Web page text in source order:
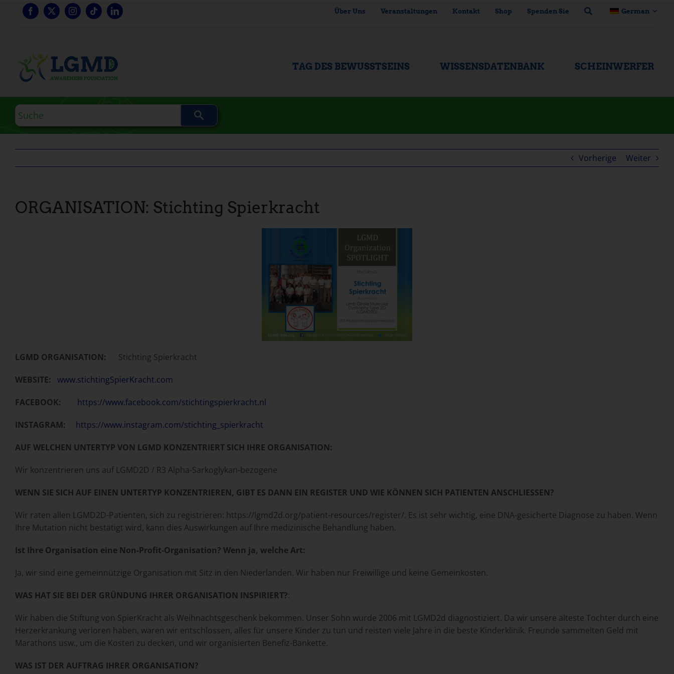
Über Uns Veranstaltungen Kontakt Shop Spenden Sie German
TAG DES BEWUSSTSEINS WISSENSDATENBANK SCHEINWERFER
Suchanfrage
Vorherige Weiter
ORGANISATION: Stichting Spierkracht
LGMD ORGANISATION: Stichting Spierkracht
WEBSITE: www.stichtingSpierKracht.com
FACEBOOK: https://www.facebook.com/stichtingspierkracht.nl
INSTAGRAM: https://www.instagram.com/stichting_spierkracht
AUF WELCHEN UNTERTYP VON LGMD KONZENTRIERT SICH IHRE ORGANISATION:
Wir konzentrieren uns auf LGMD2D / R3 Alpha-Sarkoglykan-bezogene
WENN SIE SICH AUF EINEN UNTERTYP KONZENTRIEREN, GIBT ES DANN EIN REGISTER UND WIE KÖNNEN SICH PATIENTEN ANSCHLIESSEN?
Wir raten allen LGMD2D-Patienten, sich zu registrieren: https://lgmd2d.org/patient-resources/register/. Es ist sehr wichtig, eine DNA-gesicherte Diagnose zu haben. Wenn
Ihre Mutation nicht bestätigt wird, kann dies Auswirkungen auf Ihre medizinische Behandlung haben.
Ist Ihre Organisation eine Non-Profit-Organisation? Wenn ja, welche Art:
Ja, wir sind eine gemeinnützige Organisation mit Sitz in den Niederlanden. Wir haben nur Freiwillige und keine Gemeinkosten.
WAS HAT SIE BEI DER GRÜNDUNG IHRER ORGANISATION INSPIRIERT?:
Wir haben die Stiftung von SpierKracht als Weihnachtsgeschenk bekommen. Unser Sohn wurde 2006 mit LGMD2d diagnostiziert. Da wir unsere älteste Tochter durch eine
Herzerkrankung verloren haben, waren wir entschlossen, alles für unsere Kinder zu tun und reisten viele Jahre in die beste Kinderklinik. Freunde sammelten Geld mit
Marathons usw., um die Kosten zu decken, und wir organisierten Benefiz-Bankette.
WAS IST DER AUFTRAG IHRER ORGANISATION?